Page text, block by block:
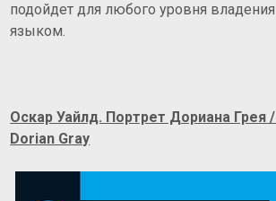
подойдет для любого уровня
языком.
Оскар Уайлд. Портрет Дориана Грея
Dorian Gray